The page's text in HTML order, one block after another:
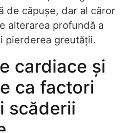
de căpușe, dar al căror
alterarea profundă a
pierderea greutății.
cardiace și
ca factori
scăderii